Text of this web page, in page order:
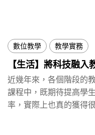
數位教學 教學實務
【生活】將科技融
近幾年來，各個階段的
課程中，既期待提高學
率，實際上也真的獲得